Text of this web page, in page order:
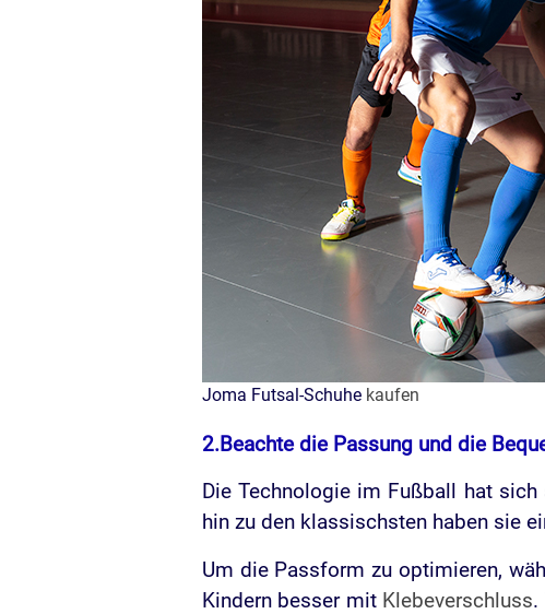
Joma Futsal-Schuhe kaufen
2.Beachte die Passung und die
Die Technologie im Fußball hat
hin zu den klassischsten haben sie
Um die Passform zu optimieren,
Kindern besser mit Klebeverschluss.